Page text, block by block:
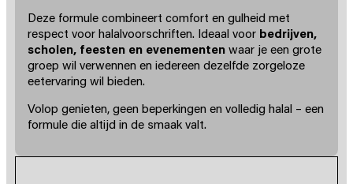
Deze formule combineert comfort en gulheid met
respect voor halalvoorschriften. Ideaal voor bedrijven,
scholen, feesten en evenementenwaar je een grote
groep wil verwennen en iedereen dezelfde zorgeloze
eetervaring wil bieden.
Volop genieten, geen beperkingen en volledig halal – een
formule die altijd in de smaak valt.